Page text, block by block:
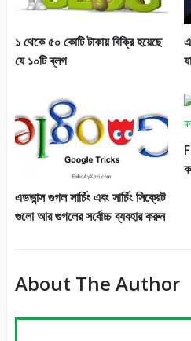
১ থেকে ৫০ কোটি টাকায় বিক্রি হয়েছে
যে ১০টি ব্লগ
এডভান্স গুগল সার্চিং এবং সার্চিং সিক্রেট
গুলো আর গুগলের সর্বোচ্চ ব্যবহার করুন
About The Author